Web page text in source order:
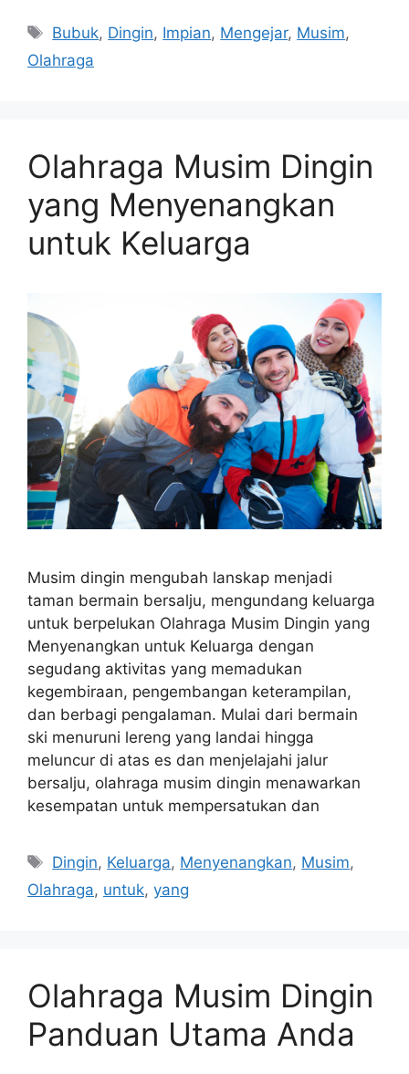
Tags
Bubuk, Dingin, Impian, Mengejar, Musim,
Olahraga
Olahraga Musim Dingin
yang Menyenangkan
untuk Keluarga
Musim dingin mengubah lanskap menjadi
taman bermain bersalju, mengundang keluarga
untuk berpelukan Olahraga Musim Dingin yang
Menyenangkan untuk Keluarga dengan
segudang aktivitas yang memadukan
kegembiraan, pengembangan keterampilan,
dan berbagi pengalaman. Mulai dari bermain
ski menuruni lereng yang landai hingga
meluncur di atas es dan menjelajahi jalur
bersalju, olahraga musim dingin menawarkan
kesempatan untuk mempersatukan dan
Tags
Dingin, Keluarga, Menyenangkan, Musim,
Olahraga, untuk, yang
Olahraga Musim Dingin
Panduan Utama Anda